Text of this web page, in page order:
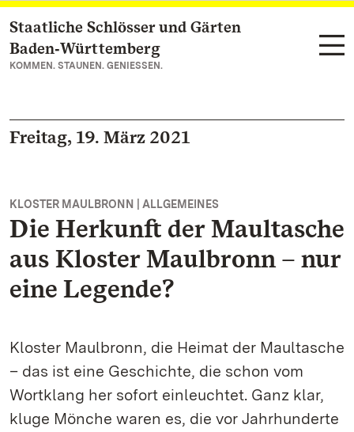
Zum Hauptinhalt springen
Staatliche Schlösser und Gärten
Baden‑Württemberg
KOMMEN. STAUNEN. GENIESSEN.
Freitag, 19. März 2021
KLOSTER MAULBRONN | ALLGEMEINES
Die Herkunft der Maultasche
aus Kloster Maulbronn – nur
eine Legende?
Kloster Maulbronn, die Heimat der Maultasche
– das ist eine Geschichte, die schon vom
Wortklang her sofort einleuchtet. Ganz klar,
kluge Mönche waren es, die vor Jahrhunderte